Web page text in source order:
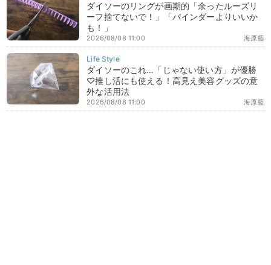
ダイソーのリングが画期的「余ったルーズリ
ーフ捨てないで！」「バインダーよりいいか
も！」
海原藍
2026/08/08 11:00
ダイソーのこれ…「じゃない使い方」が優勝
♡推し活にも使える！高見え美容グッズの意
外な活用法
海原藍
2026/08/08 11:00